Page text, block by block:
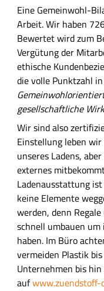
Eine Gemeinwohl-
Arbeit. Wir haben
Bewertet wird zum
Vergütung der
ethische
die volle Punktzahl
gesellschaftliche
Wir sind also
Einstellung leben
unseres Ladens,
externes
Ladenausstattung
keine Elemente
werden, denn
schnell umbauen
haben. Im Büro
vermeiden Plastik
Unternehmen bis
aufwww.zuendstoff-